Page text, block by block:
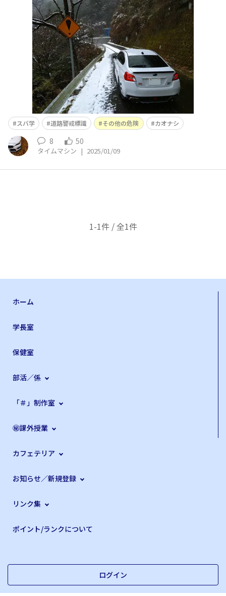
スバ学 道路警戒標識 その他の危険 カオナシ
8 50
タイムマシン | 2025/01/09
1-1件 / 全1件
ホーム
学長室
保健室
部活／係
「＃」制作室
㊙課外授業
カフェテリア
お知らせ／新規登録
リンク集
ポイント/ランクについて
ログイン